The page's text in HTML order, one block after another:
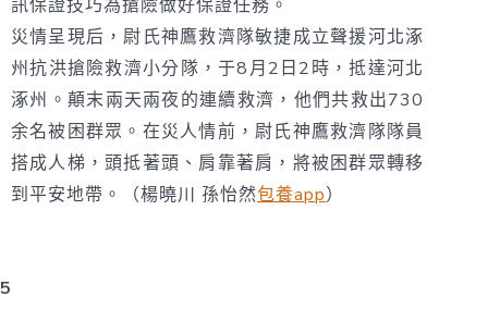
訊保證技巧為搶險做好保證任務。
災情呈現后，尉氏神鷹救濟隊敏捷成立聲援河北涿
州抗洪搶險救濟小分隊，于8月2日2時，抵達河北
涿州。顛末兩天兩夜的連續救濟，他們共救出730
余名被困群眾。在災人情前，尉氏神鷹救濟隊隊員
搭成人梯，頭抵著頭、肩靠著肩，將被困群眾轉移
到平安地帶。（楊曉川 孫怡然包養app）
5